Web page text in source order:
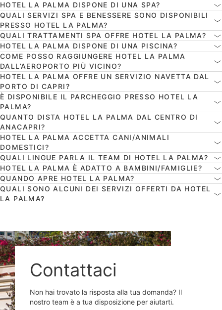
HOTEL LA PALMA DISPONE DI UNA SPA?
QUALI SERVIZI SPA E BENESSERE SONO DISPONIBILI
PRESSO HOTEL LA PALMA?
QUALI TRATTAMENTI SPA OFFRE HOTEL LA PALMA?
HOTEL LA PALMA DISPONE DI UNA PISCINA?
COME POSSO RAGGIUNGERE HOTEL LA PALMA
DALL’AEROPORTO PIÙ VICINO?
HOTEL LA PALMA OFFRE UN SERVIZIO NAVETTA DAL
PORTO DI CAPRI?
È DISPONIBILE IL PARCHEGGIO PRESSO HOTEL LA
PALMA?
QUANTO DISTA HOTEL LA PALMA DAL CENTRO DI
ANACAPRI?
HOTEL LA PALMA ACCETTA CANI/ANIMALI
DOMESTICI?
QUALI LINGUE PARLA IL TEAM DI HOTEL LA PALMA?
HOTEL LA PALMA È ADATTO A BAMBINI/FAMIGLIE?
QUANDO APRE HOTEL LA PALMA?
QUALI SONO ALCUNI DEI SERVIZI OFFERTI DA HOTEL
LA PALMA?
Contattaci
Non hai trovato la risposta alla tua domanda? Il
nostro team è a tua disposizione per aiutarti.